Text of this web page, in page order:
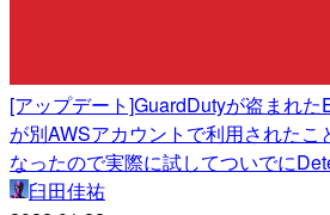
[アップデート]GuardDutyが盗まれ
が別AWSアカウントで利用されたこ
なったので実際に試してついでに
臼田佳祐